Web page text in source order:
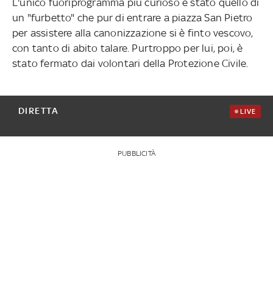
un "furbetto" che pur di entrare a piazza San Pietro
per assistere alla canonizzazione si è finto vescovo,
con tanto di abito talare. Purtroppo per lui, poi, è
stato fermato dai volontari della Protezione Civile.
DIRETTA LIVE
PUBBLICITÀ